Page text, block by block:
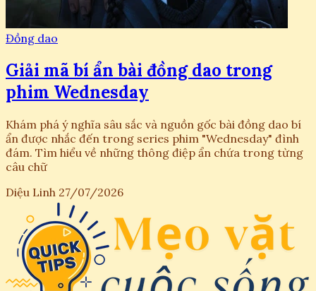
Đồng dao
Giải mã bí ẩn bài đồng dao trong
phim Wednesday
Khám phá ý nghĩa sâu sắc và nguồn gốc bài đồng dao bí
ẩn được nhắc đến trong series phim "Wednesday" đình
đám. Tìm hiểu về những thông điệp ẩn chứa trong từng
câu chữ
Diệu Linh 27/07/2026